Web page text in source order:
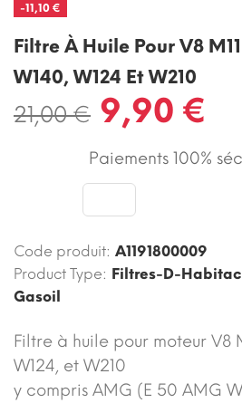
-11,10 €
Filtre À Huile Pour V8
W140, W124 Et W210
21,00 € 9,90 €
Paiements 100%
Code produit: A1191800009
Product Type: Filtres-D-
Gasoil
Filtre à huile pour moteur V8
W124, et W210
y compris AMG (E 50 AMG